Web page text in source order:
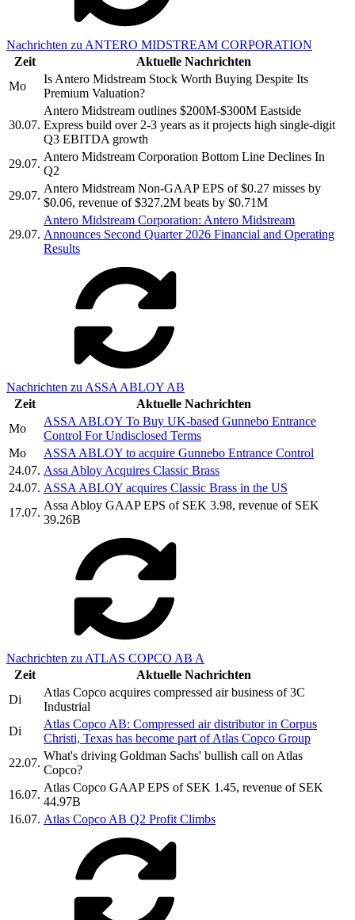
Nachrichten zu ANTERO MIDSTREAM CORPORATION
Zeit
Aktuelle Nachrichten
Mo
Is Antero Midstream Stock Worth Buying Despite Its
Premium Valuation?
30.07.
Antero Midstream outlines $200M-$300M Eastside
Express build over 2-3 years as it projects high single-digit
Q3 EBITDA growth
29.07.
Antero Midstream Corporation Bottom Line Declines In
Q2
29.07.
Antero Midstream Non-GAAP EPS of $0.27 misses by
$0.06, revenue of $327.2M beats by $0.71M
29.07.
Antero Midstream Corporation: Antero Midstream
Announces Second Quarter 2026 Financial and Operating
Results
Nachrichten zu ASSA ABLOY AB
Zeit
Aktuelle Nachrichten
Mo
ASSA ABLOY To Buy UK-based Gunnebo Entrance
Control For Undisclosed Terms
Mo
ASSA ABLOY to acquire Gunnebo Entrance Control
24.07. Assa Abloy Acquires Classic Brass
24.07. ASSA ABLOY acquires Classic Brass in the US
17.07.
Assa Abloy GAAP EPS of SEK 3.98, revenue of SEK
39.26B
Nachrichten zu ATLAS COPCO AB A
Zeit
Aktuelle Nachrichten
Di
Atlas Copco acquires compressed air business of 3C
Industrial
Di
Atlas Copco AB: Compressed air distributor in Corpus
Christi, Texas has become part of Atlas Copco Group
22.07.
What's driving Goldman Sachs' bullish call on Atlas
Copco?
16.07.
Atlas Copco GAAP EPS of SEK 1.45, revenue of SEK
44.97B
16.07. Atlas Copco AB Q2 Profit Climbs